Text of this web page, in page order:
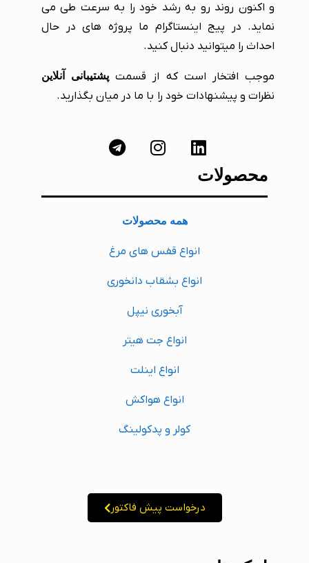
و اکنون روند رو به رشد خود را به سرعت طی می
نماید. در پیج اینستاگرام ما پروژه های در حال
احداث را میتوانید دنبال کنید.
موجب افتخار است که از قسمتپشتیبانی آنلاین
نظرات و پیشنهادات خود را با ما در میان بگذارید.
محصولات
همه محصولات
انواع قفس های مرغ
انواع بشقاب دانخوری
آبخوری نیپل
انواع جت هیتر
انواع اینلت
انواع هواکش
کولر و پدکولینگ
درخواست پیش فاکتور